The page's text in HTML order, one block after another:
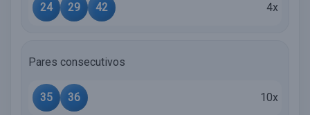
24 29 42 4x
Pares consecutivos
35 36 10x